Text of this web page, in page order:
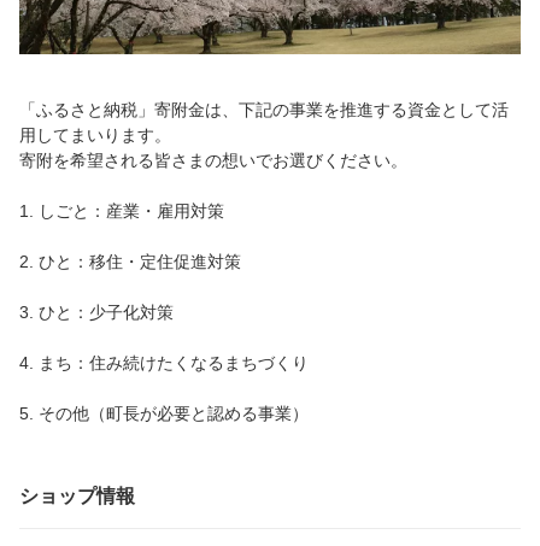
「ふるさと納税」寄附金は、下記の事業を推進する資金として活
用してまいります。
寄附を希望される皆さまの想いでお選びください。
1. しごと：産業・雇用対策
2. ひと：移住・定住促進対策
3. ひと：少子化対策
4. まち：住み続けたくなるまちづくり
5. その他（町長が必要と認める事業）
ショップ情報